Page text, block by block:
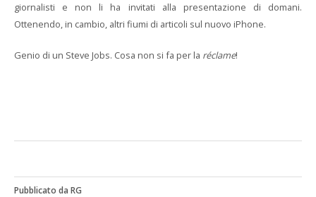
giornalisti e non li ha invitati alla presentazione di domani.
Ottenendo, in cambio, altri fiumi di articoli sul nuovo iPhone.
Genio di un Steve Jobs. Cosa non si fa per la réclame!
Pubblicato da RG